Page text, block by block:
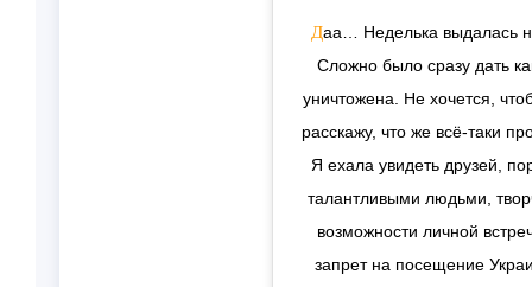
Даа… Неделька выдалась не из простых. Я только пришла в себя от шока.
Сложно было сразу дать
уничтожена. Не хочется,
расскажу, что же всё-таки
Я ехала увидеть друзей,
талантливыми людьми,
возможности личной
запрет на посещение